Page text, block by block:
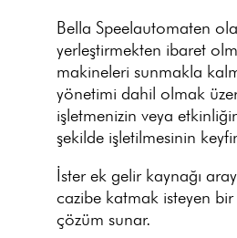
Bella Speelautomaten
yerleştirmekten ibaret
makineleri sunmakla
yönetimi dahil olmak
işletmenizin veya
şekilde işletilmesinin
İster ek gelir kaynağı
cazibe katmak isteyen
çözüm sunar.